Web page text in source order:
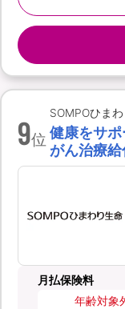
9位
SOMPOひま
健康をサ
がん治療給
月払保険料
年齢対象